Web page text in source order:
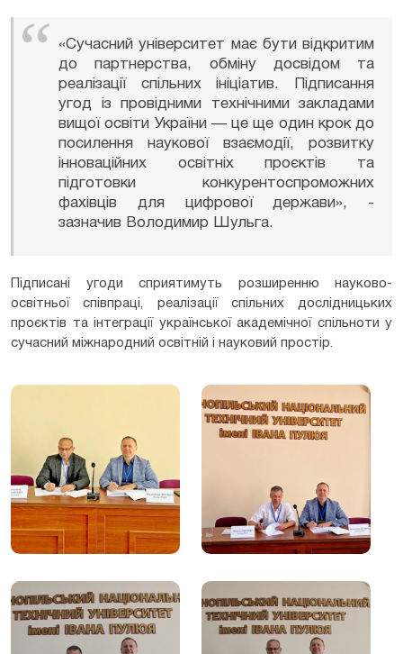
«Сучасний університет має бути відкритим
до партнерства, обміну досвідом та
реалізації спільних ініціатив. Підписання
угод із провідними технічними закладами
вищої освіти України — це ще один крок до
посилення наукової взаємодії, розвитку
інноваційних освітніх проєктів та
підготовки конкурентоспроможних
фахівців для цифрової держави», -
зазначив Володимир Шульга.
Підписані угоди сприятимуть розширенню науково-
освітньої співпраці, реалізації спільних дослідницьких
проєктів та інтеграції української академічної спільноти у
сучасний міжнародний освітній і науковий простір.